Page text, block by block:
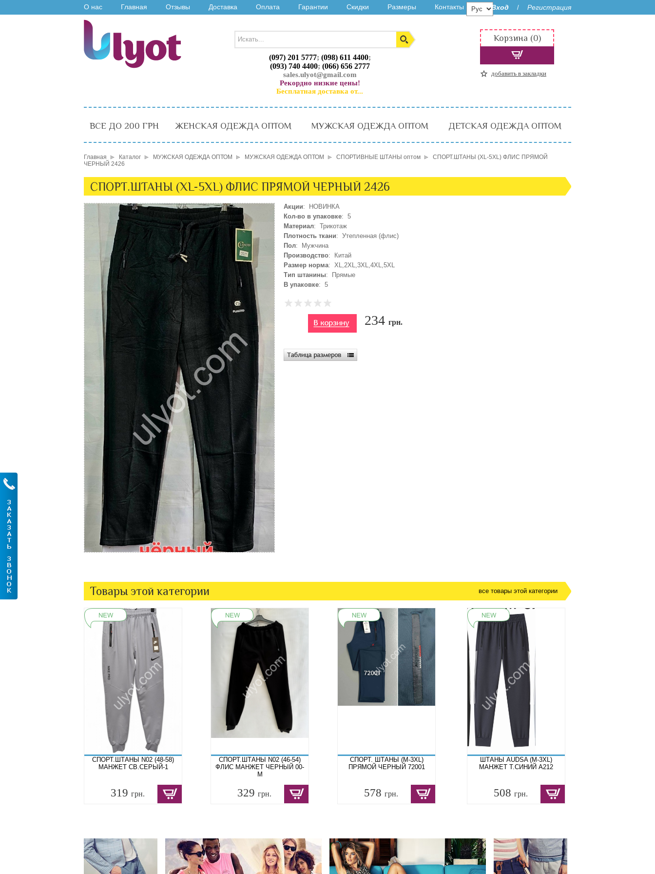
О нас Главная Отзывы Доставка Оплата Гарантии Скидки Размеры Контакты Вход / Регистрация
(097) 201 5777; (098) 611 4400;
(093) 740 4400; (066) 656 2777
sales.ulyot@gmail.com
Рекордно низкие цены!
Бесплатная доставка от...
Корзина (0)
добавить в закладки
ВСЕ ДО 200 ГРН ЖЕНСКАЯ ОДЕЖДА ОПТОМ МУЖСКАЯ ОДЕЖДА ОПТОМ ДЕТСКАЯ ОДЕЖДА ОПТОМ
Главная Каталог МУЖСКАЯ ОДЕЖДА ОПТОМ МУЖСКАЯ ОДЕЖДА ОПТОМ СПОРТИВНЫЕ ШТАНЫ оптом
СПОРТ.ШТАНЫ (XL-5XL) ФЛИС ПРЯМОЙ
ЧЕРНЫЙ 2426
СПОРТ.ШТАНЫ (XL-5XL) ФЛИС ПРЯМОЙ ЧЕРНЫЙ 2426
Акции: НОВИНКА
Кол-во в упаковке: 5
Материал: Трикотаж
Плотность ткани: Утепленная (флис)
Пол: Мужчина
Производство: Китай
Размер норма: XL,2XL,3XL,4XL,5XL
Тип штанины: Прямые
В упаковке: 5
234 грн.
Товары этой категории все товары этой категории
СПОРТ.ШТАНЫ N02 (48-58)
МАНЖЕТ СВ.СЕРЫЙ-1
319 грн.
СПОРТ.ШТАНЫ N02 (46-54)
ФЛИС МАНЖЕТ ЧЕРНЫЙ 00-
М
329 грн.
СПОРТ. ШТАНЫ (M-3XL)
ПРЯМОЙ ЧЕРНЫЙ 72001
578 грн.
ШТАНЫ AUDSA (M-3XL)
МАНЖЕТ Т.СИНИЙ A212
508 грн.